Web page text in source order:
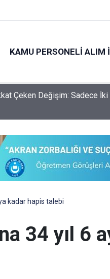
KAMU PERSONELI ALIM
Sonuçlarına Göre
kadar hapis talebi
34 yıl 6